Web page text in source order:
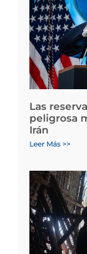
Las
peligrosa
Irán
Leer Más >>